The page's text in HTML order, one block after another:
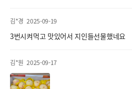
김*경 2025-09-19
3번시켜먹고 맛있어서 지인들선물했네요
김*원 2025-09-17